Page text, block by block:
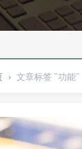
› 文章标签 "功能"